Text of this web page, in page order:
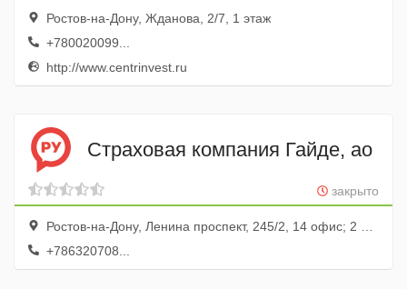
Ростов-на-Дону, Жданова, 2/7, 1 этаж
+780020099...
http://www.centrinvest.ru
Страховая компания Гайде, ао
закрыто
Ростов-на-Дону, Ленина проспект, 245/2, 14 офис; 2 этаж
+786320708...